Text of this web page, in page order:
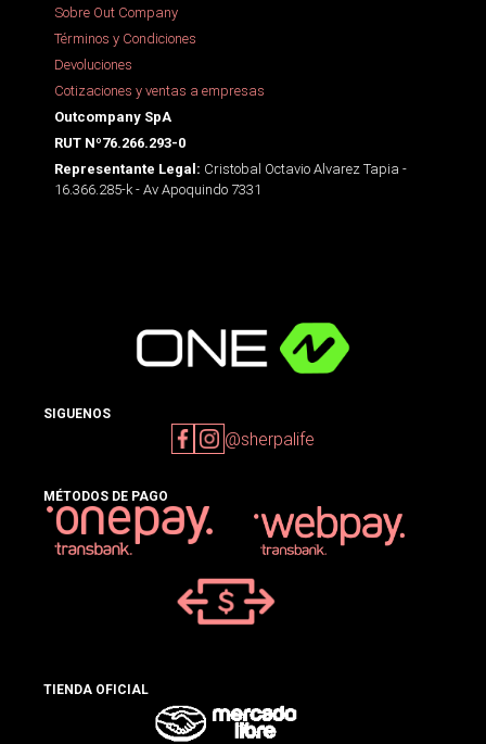
Sobre Out Company
Términos y Condiciones
Devoluciones
Cotizaciones y ventas a empresas
Outcompany SpA
RUT Nº76.266.293-0
Representante Legal: Cristobal Octavio Alvarez Tapia -
16.366.285-k - Av Apoquindo 7331
SIGUENOS
@sherpalife
MÉTODOS DE PAGO
TIENDA OFICIAL